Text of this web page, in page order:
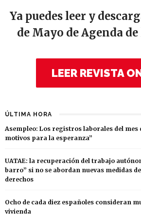
Ya puedes leer y
de Mayo de Agenda
LEER REVISTA
ÚLTIMA HORA
Asempleo: Los registros laborales del mes
motivos para la esperanza”
UATAE: la recuperación del trabajo
barro” si no se abordan nuevas medidas
derechos
Ocho de cada diez españoles consideran
vivienda